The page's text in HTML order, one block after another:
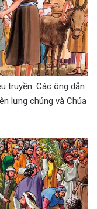
truyền. Các ông dẫn
lưng chúng và Chúa